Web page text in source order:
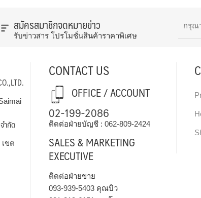
สมัครสมาชิกจดหมายข่าว
รับข่าวสาร โปรโมชั่นสินค้าราคาพิเศษ
ำกัด
ขต
CONTACT US
OFFICE / ACCOUNT
02-199-2086
ติดต่อฝ่ายบัญชี : 062-809-2424
SALES & MARKETING
EXECUTIVE
ติดต่อฝ่ายขาย
093-939-5403คุณบิว